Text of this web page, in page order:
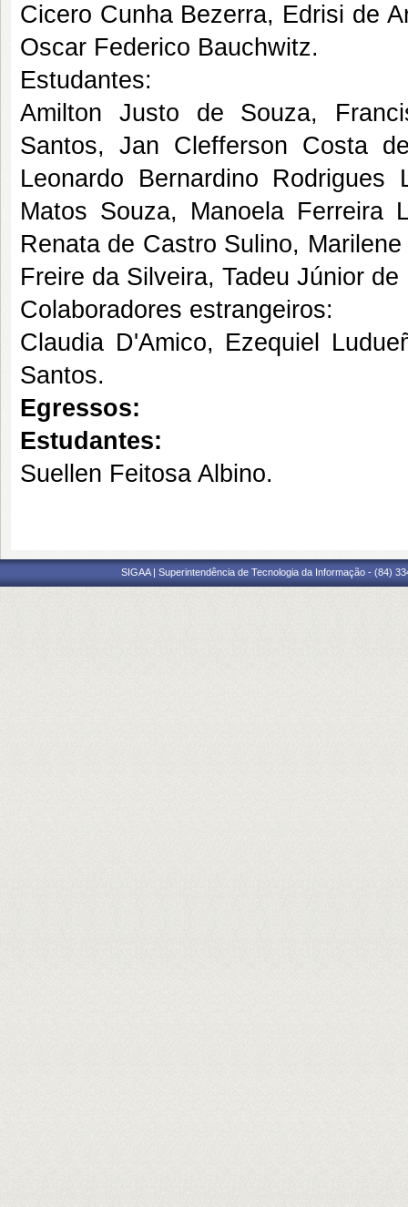
Cicero Cunha Bezerra, Edrisi de
Oscar Federico Bauchwitz.
Estudantes:
Amilton Justo de Souza,
Santos, Jan Clefferson Costa
Leonardo Bernardino
Matos Souza, Manoela Ferreira
Renata de Castro Sulino,
Freire da Silveira, Tadeu Júnior
Colaboradores estrangeiros:
Claudia D'Amico, Ezequiel
Santos.
Egressos:
Estudantes:
Suellen Feitosa Albino.
SIGAA | Superintendência de Tecnologia da Informação - (84)